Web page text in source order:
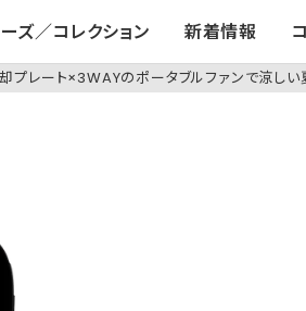
ズ／コレクション 新着情報
プレート×3WAYのポータブルファンで涼しい